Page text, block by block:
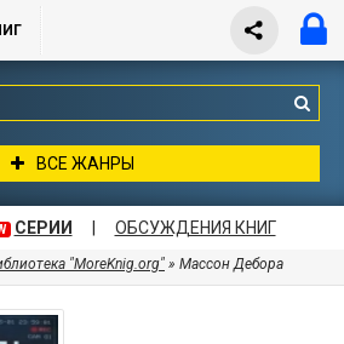
ВСЕ ЖАНРЫ
СЕРИИ ОБСУЖДЕНИЯ КНИГ
"MoreKnig.org" » Массон Дебора